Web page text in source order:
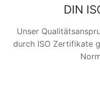
DIN
Unser
durch ISO Zertifikate